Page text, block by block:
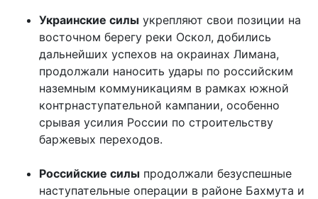
Украинские силы укрепляют свои позиции на
восточном берегу реки Оскол, добились
дальнейших успехов на окраинах Лимана,
продолжали наносить удары по российским
наземным коммуникациям в рамках южной
контрнаступательной кампании, особенно
срывая усилия России по строительству
баржевых переходов.
Российские силы продолжали безуспешные
наступательные операции в районе Бахмута и